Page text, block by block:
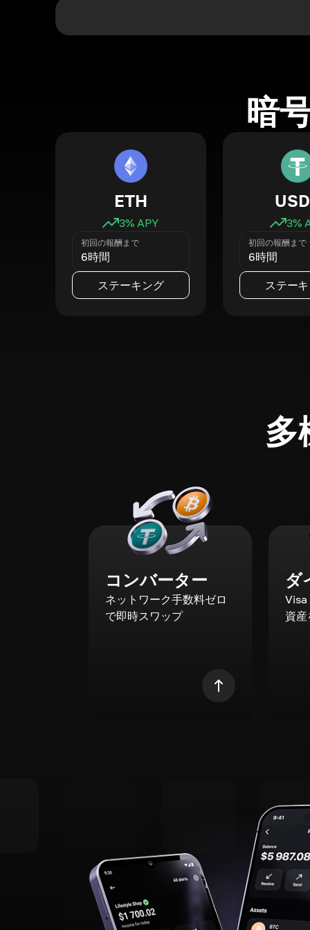
暗
ETH
3% APY
初回の報酬まで
6時間
ステーキング
3%
初回の報酬まで
6時間
ステー
多
コンバーター
ネットワーク手数料ゼロ
で即時スワップ
ダ
資